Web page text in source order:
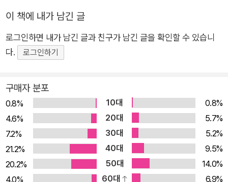
자랑스러운 여섯 권의 작품집으로 첫발을 떼었다. 문학과지성사
에서 간행한 도서 중 ‘오랫동안 많은 사람에게 널리 읽히고 모범
이 될 만한 문학 작품’들로 구성된 <문지클래식>은 ‘고전classi
c’의 사전적 정의에 충실한 동시에 현 세대가 읽고도 그 깊이와
회의 모순과 폭력을 글로써 치열하게 살아내며, 한편으로 인간의
근원적 욕망과 인류사적 과제를 놀라운 감각으로 그려낸 한국 문
학사의 문제작들이 한데 모였다. 의미적 측면뿐 아니라 대중적으
로도 폭넓은 독자들에게 깊이 사랑받으며 지금까지 중쇄를 거듭
해온 문학과지성사의 수작들이다. 1차분 도서로 선정된 이 여섯
권의 소설은 엄격한 정본 작업과 개정을 거쳐 세련된 장정으로 새
이 책에 내가 남긴 글
로그인하면 내가 남긴 글과 친구가 남긴 글을 확인할 수 있습니
다.
로그인하기
구매자 분포
0.8% 10대
0.8%
4.6%
20대
5.7%
7.2%
30대
5.2%
21.2%
40대
9.5%
20.2%
50대
14.0%
4.0%
60대 6.9%